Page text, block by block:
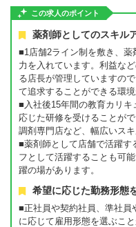
この求人のポイント
薬剤師としてのスキル
■1店舗2ライン制を敷き、
力を入れています。利益な
る店長が管理していますの
て追求することができる環境
■入社後15年間の教育カリ
応じた研修を受けることが
調剤専門店など、幅広いス
■薬剤師として店舗で活躍す
フとして活躍することも可
躍の場があります。
希望に応じた勤務形態
■正社員や契約社員、準社員
に応じて雇用形態を選ぶこ